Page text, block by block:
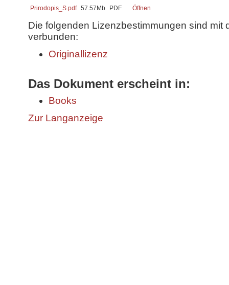
Prirodopis_S.pdf 57.57Mb PDF Öffnen
Die folgenden Lizenzbestimmungen sind mit
verbunden:
Originallizenz
Das Dokument erscheint in:
Books
Zur Langanzeige